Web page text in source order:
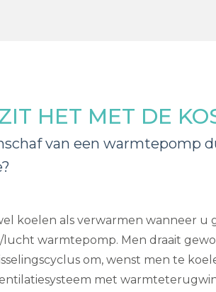
HET MET DE
van een warmtepomp
koelen als verwarmen wanneer u
warmtepomp. Men draait
om, wenst men te
met